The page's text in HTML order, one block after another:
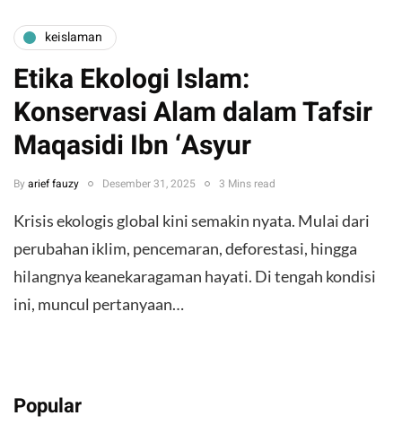
keislaman
Etika Ekologi Islam:
Konservasi Alam dalam Tafsir
Maqasidi Ibn ‘Asyur
By arief fauzy Desember 31, 2025 3 Mins read
Krisis ekologis global kini semakin nyata. Mulai dari
perubahan iklim, pencemaran, deforestasi, hingga
hilangnya keanekaragaman hayati. Di tengah kondisi
ini, muncul pertanyaan…
Popular